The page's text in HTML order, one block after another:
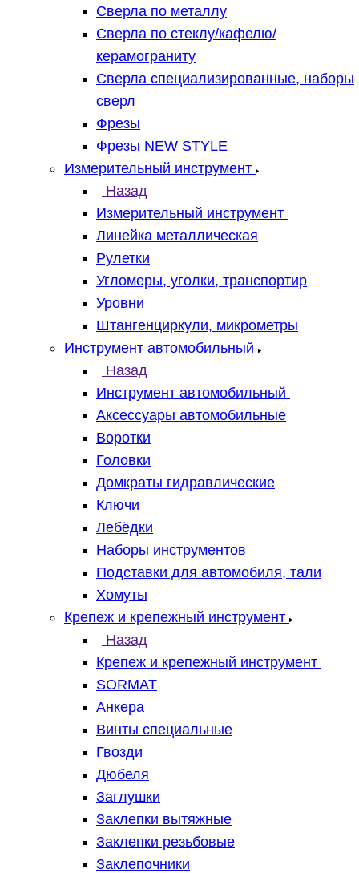
Сверла по металлу
Сверла по стеклу/кафелю/
керамограниту
Сверла специализированные, наборы
сверл
Фрезы
Фрезы NEW STYLE
Измерительный инструмент
Назад
Измерительный инструмент
Линейка металлическая
Рулетки
Угломеры, уголки, транспортир
Уровни
Штангенциркули, микрометры
Инструмент автомобильный
Назад
Инструмент автомобильный
Аксессуары автомобильные
Воротки
Головки
Домкраты гидравлические
Ключи
Лебёдки
Наборы инструментов
Подставки для автомобиля, тали
Хомуты
Крепеж и крепежный инструмент
Назад
Крепеж и крепежный инструмент
SORMAT
Анкера
Винты специальные
Гвозди
Дюбеля
Заглушки
Заклепки вытяжные
Заклепки резьбовые
Заклепочники